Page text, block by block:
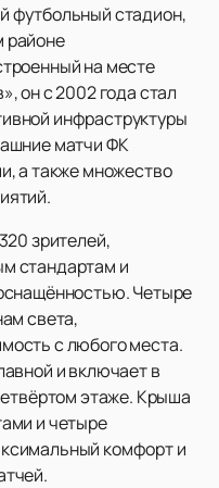
футбольный стадион,
районе
на месте
он с 2002 года стал
инфраструктуры
матчи ФК
а также множество
зрителей,
стандартам и
Четыре
света,
с любого места.
и включает в
этаже. Крыша
и четыре
комфорт и